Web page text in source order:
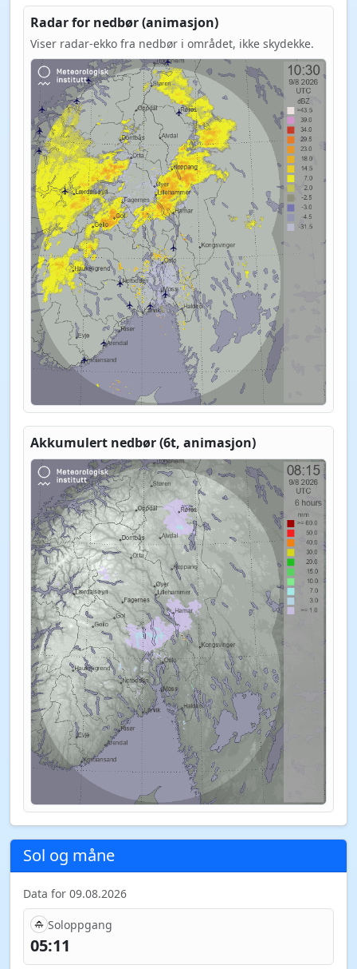
Radar for nedbør (animasjon)
Viser radar-ekko fra nedbør i området, ikke skydekke.
Akkumulert nedbør (6t, animasjon)
Sol og måne
Data for 09.08.2026
Soloppgang
05:11